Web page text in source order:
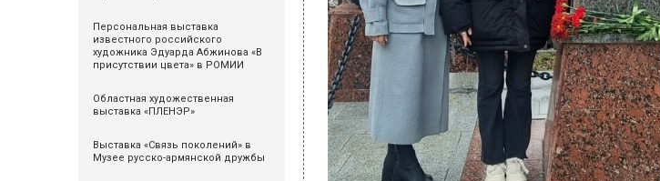
Персональная выставка
известного российского
художника Эдуарда Абжинова «В
присутствии цвета» в РОМИИ
Областная художественная
выставка «ПЛЕНЭР»
Выставка «Связь поколений» в
Музее русско-армянской дружбы